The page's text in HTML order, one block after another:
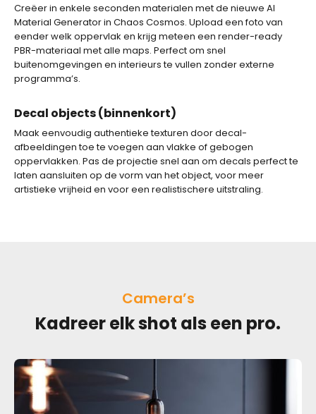
Creëer in enkele seconden materialen met de nieuwe AI
Material Generator in Chaos Cosmos. Upload een foto van
eender welk oppervlak en krijg meteen een render-ready
PBR-materiaal met alle maps. Perfect om snel
buitenomgevingen en interieurs te vullen zonder externe
programma’s.
Decal objects (binnenkort)
Maak eenvoudig authentieke texturen door decal-
afbeeldingen toe te voegen aan vlakke of gebogen
oppervlakken. Pas de projectie snel aan om decals perfect te
laten aansluiten op de vorm van het object, voor meer
artistieke vrijheid en voor een realistischere uitstraling.
Camera’s
Kadreer elk shot als een pro.